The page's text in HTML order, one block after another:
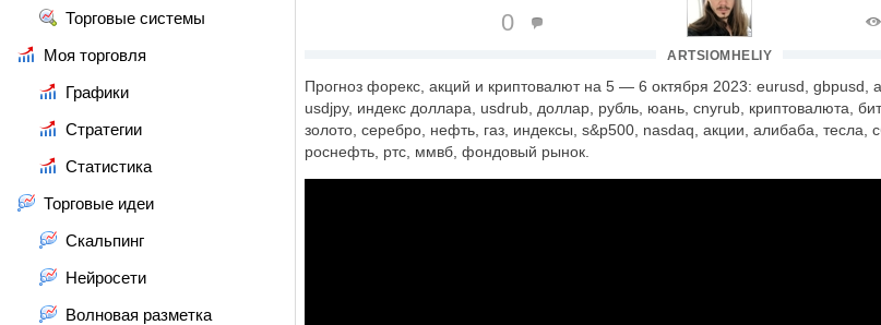
Торговые системы
Моя торговля
Графики
Стратегии
Статистика
Торговые идеи
Скальпинг
Нейросети
Волновая разметка
ARTSIOMHELIY
0
Прогноз форекс, акций и криптовалют на 5 — 6 октября 2023: eurusd, gbpusd,
usdjpy, индекс доллара, usdrub, доллар, рубль, юань, cnyrub, криптовалюта,
золото, серебро, нефть, газ, индексы, s&p500, nasdaq, акции, алибаба, тесла,
роснефть, ртс, ммвб, фондовый рынок.